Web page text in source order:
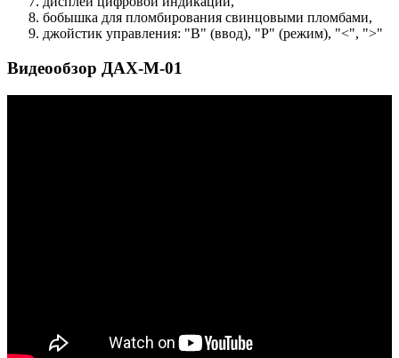
бобышка для пломбирования свинцовыми пломбами,
джойстик управления: "В" (ввод), "Р" (режим), "<", ">"
Видеообзор ДАХ-М-01